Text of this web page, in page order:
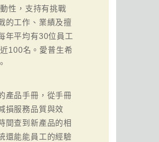
性，支持有挑戰
的工作、業績及擅
年平均有30位員工
100名。愛普生希
產品手冊，從手冊
損服務品質與效
間查到新產品的相
還能能員工的經驗